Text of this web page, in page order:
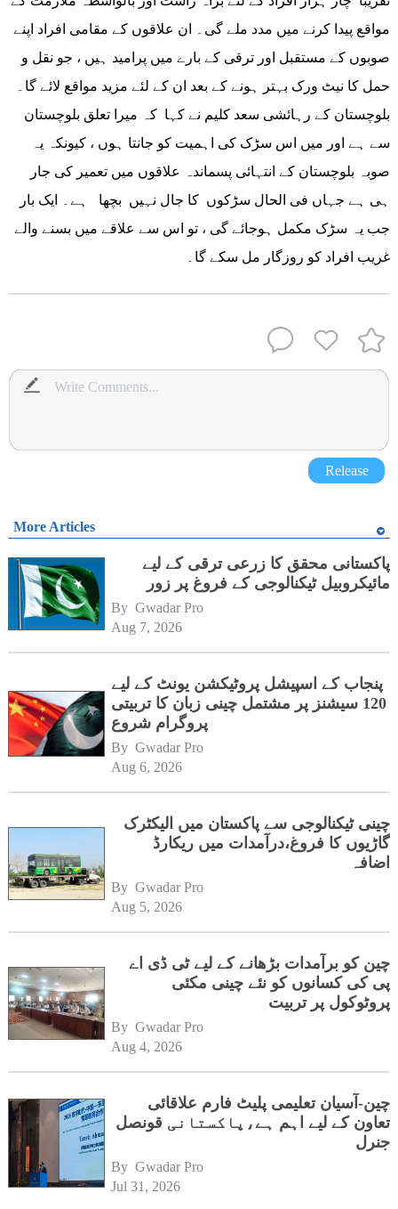
مواقع پیدا کرنے میں مدد ملے گی۔ ان علاقوں کے مقامی افراد اپنے
صوبوں کے مستقبل اور ترقی کے بارے میں پرامید ہیں ، جو نقل و
حمل کا نیٹ ورک بہتر ہونے کے بعد ان کے لئے مزید مواقع لائے گا۔
بلوچستان کے رہائشی سعد کلیم نے کہا کہ میرا تعلق بلوچستان
سے ہے اور میں اس سڑک کی اہمیت کو جانتا ہوں ، کیونکہ یہ
صوبہ بلوچستان کے انتہائی پسماندہ علاقوں میں تعمیر کی جار
ہی ہے جہاں فی الحال سڑکوں کا جال نہیں بچھا ہے۔ ایک بار
جب یہ سڑک مکمل ہوجائے گی ، تو اس سے علاقے میں بسنے والے
غریب افراد کو روزگار مل سکے گا۔
Release
More Articles
پاکستانی محقق کا زرعی ترقی کے لیے
مائیکروبیل ٹیکنالوجی کے فروغ پر زور
By Gwadar Pro
Aug 7, 2026
پنجاب کے اسپیشل پروٹیکشن یونٹ کے لیے
120 سیشنز پر مشتمل چینی زبان کا تربیتی
پروگرام شروع
By Gwadar Pro
Aug 6, 2026
چینی ٹیکنالوجی سے پاکستان میں الیکٹرک
گاڑیوں کا فروغ،درآمدات میں ریکارڈ
اضافہ
By Gwadar Pro
Aug 5, 2026
چین کو برآمدات بڑھانے کے لیے ٹی ڈی اے
پی کی کسانوں کو نئے چینی مکئی
پروٹوکول پر تربیت
By Gwadar Pro
Aug 4, 2026
چین-آسیان تعلیمی پلیٹ فارم علاقائی
تعاون کے لیے اہم ہے،پاکستانی قونصل
جنرل
By Gwadar Pro
Jul 31, 2026